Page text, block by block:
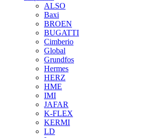
ALSO
Baxi
BROEN
BUGATTI
Cimberio
Global
Grundfos
Hermes
HERZ
HME
IMI
JAFAR
K-FLEX
KERMI
LD